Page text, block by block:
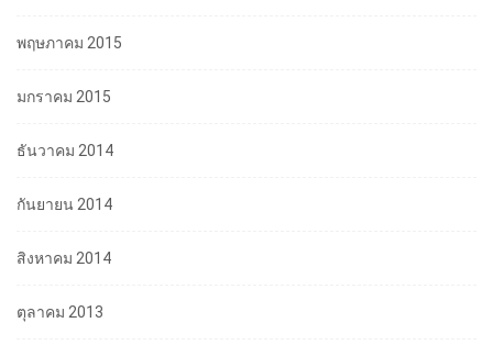
พฤษภาคม 2015
มกราคม 2015
ธันวาคม 2014
กันยายน 2014
สิงหาคม 2014
ตุลาคม 2013